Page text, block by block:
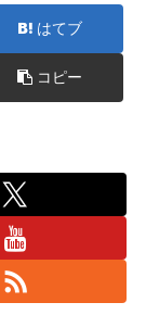
はてブ
コピー